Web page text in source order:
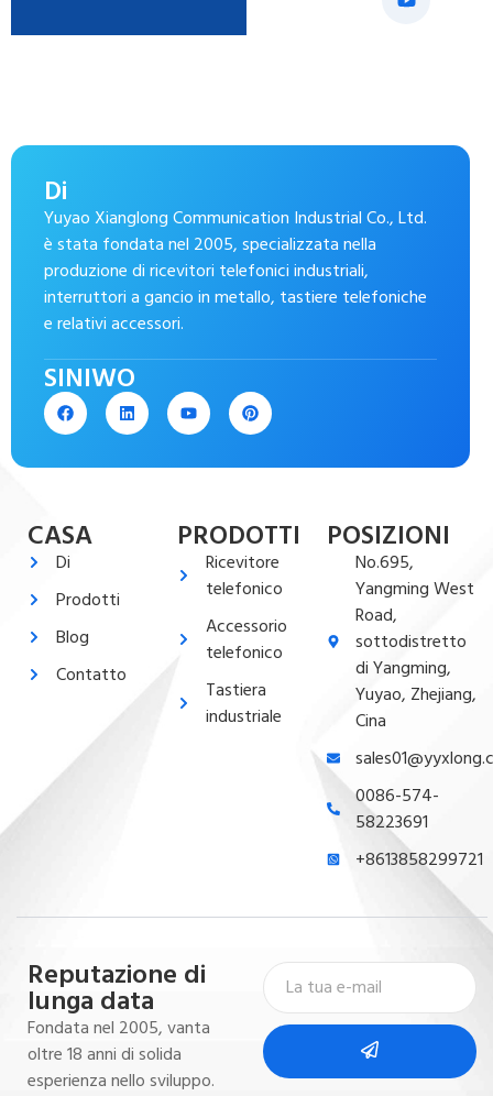
Di
Yuyao Xianglong Communication Industrial Co., Ltd.
è stata fondata nel 2005, specializzata nella
produzione di ricevitori telefonici industriali,
interruttori a gancio in metallo, tastiere telefoniche
e relativi accessori.
SINIWO
CASA
Di
Prodotti
Blog
Contatto
PRODOTTI
Ricevitore
telefonico
Accessorio
telefonico
Tastiera
industriale
POSIZIONI
No.695,
Yangming West
Road,
sottodistretto
di Yangming,
Yuyao, Zhejiang,
Cina
0086-574-
58223691
+8613858299721
Reputazione di
lunga data
Fondata nel 2005, vanta
oltre 18 anni di solida
esperienza nello sviluppo.